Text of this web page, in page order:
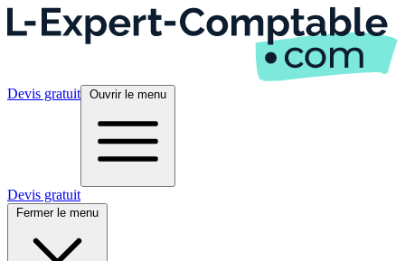
Devis gratuit Ouvrir le menu
Devis gratuit
Fermer le menu